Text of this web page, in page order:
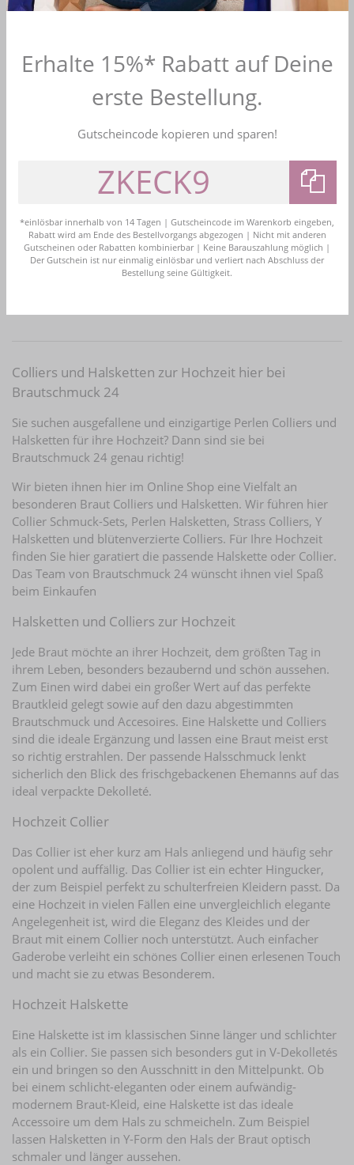
Halskette Antonia
29,95 €
Halskette No. 17
49,95 €
Colliers und Halsketten zur Hochzeit hier bei
Brautschmuck 24
Sie suchen ausgefallene und einzigartige Perlen Colliers und
Halsketten für ihre Hochzeit? Dann sind sie bei
Brautschmuck 24 genau richtig!
Wir bieten ihnen hier im Online Shop eine Vielfalt an
besonderen Braut Colliers und Halsketten. Wir führen hier
Collier Schmuck-Sets, Perlen Halsketten, Strass Colliers, Y
Halsketten und blütenverzierte Colliers. Für Ihre Hochzeit
finden Sie hier garatiert die passende Halskette oder Collier.
Das Team von Brautschmuck 24 wünscht ihnen viel Spaß
beim Einkaufen
Halsketten und Colliers zur Hochzeit
Jede Braut möchte an ihrer Hochzeit, dem größten Tag in
ihrem Leben, besonders bezaubernd und schön aussehen.
Zum Einen wird dabei ein großer Wert auf das perfekte
Brautkleid gelegt sowie auf den dazu abgestimmten
Brautschmuck und Accesoires. Eine Halskette und Colliers
sind die ideale Ergänzung und lassen eine Braut meist erst
so richtig erstrahlen. Der passende Halsschmuck lenkt
sicherlich den Blick des frischgebackenen Ehemanns auf das
ideal verpackte Dekolleté.
Hochzeit Collier
Das Collier ist eher kurz am Hals anliegend und häufig sehr
opolent und auffällig. Das Collier ist ein echter Hingucker,
der zum Beispiel perfekt zu schulterfreien Kleidern passt. Da
eine Hochzeit in vielen Fällen eine unvergleichlich elegante
Angelegenheit ist, wird die Eleganz des Kleides und der
Braut mit einem Collier noch unterstützt. Auch einfacher
Gaderobe verleiht ein schönes Collier einen erlesenen Touch
und macht sie zu etwas Besonderem.
Hochzeit Halskette
Eine Halskette ist im klassischen Sinne länger und schlichter
als ein Collier. Sie passen sich besonders gut in V-Dekolletés
ein und bringen so den Ausschnitt in den Mittelpunkt. Ob
bei einem schlicht-eleganten oder einem aufwändig-
modernem Braut-Kleid, eine Halskette ist das ideale
Accessoire um dem Hals zu schmeicheln. Zum Beispiel
lassen Halsketten in Y-Form den Hals der Braut optisch
schmaler und länger aussehen.
Erhalte 15%* Rabatt auf Deine
erste Bestellung.
Gutscheincode kopieren und sparen!
*einlösbar innerhalb von 14 Tagen | Gutscheincode im Warenkorb eingeben,
Rabatt wird am Ende des Bestellvorgangs abgezogen | Nicht mit anderen
Gutscheinen oder Rabatten kombinierbar | Keine Barauszahlung möglich |
Der Gutschein ist nur einmalig einlösbar und verliert nach Abschluss der
Bestellung seine Gültigkeit.